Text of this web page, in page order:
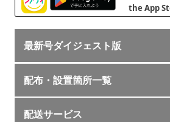
最新号ダイジェスト版
配布・設置箇所一覧
配送サービス